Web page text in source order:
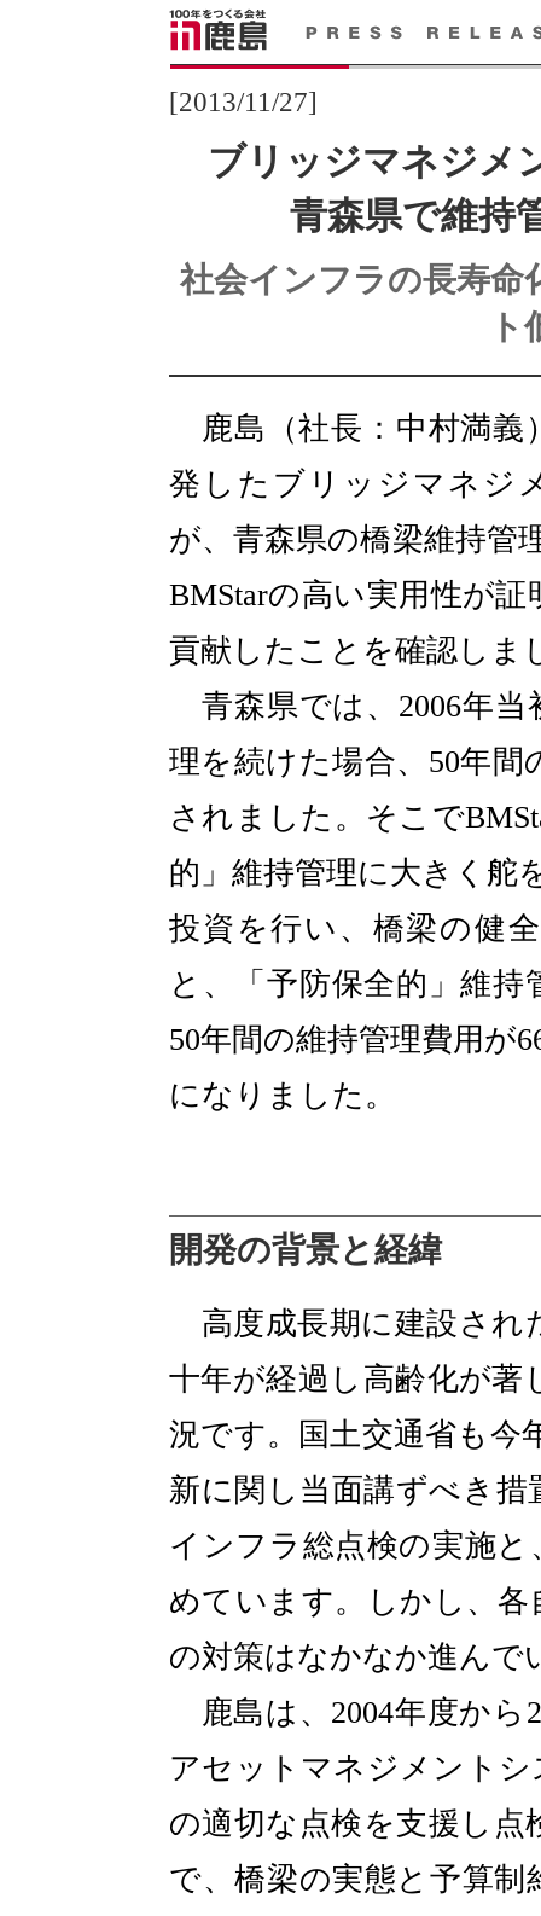
[2013/11/27]
ブリッジマネジメ
青森県で維持
社会インフラの長寿
鹿島（社長：中村満義
発したブリッジマネジ
が、青森県の橋梁維持管
BMStarの高い実用性が
貢献したことを確認しま
青森県では、2006年当
理を続けた場合、50年間
されました。そこで
的」維持管理に大きく舵
投資を行い、橋梁の健
と、「予防保全的」維
50年間の維持管理費用が
になりました。
開発の背景と経緯
高度成長期に建設され
十年が経過し高齢化が
況です。国土交通省も今
新に関し当面講ずべき
インフラ総点検の実施
めています。しかし、
の対策はなかなか進んで
鹿島は、2004年度から
アセットマネジメント
の適切な点検を支援し
で、橋梁の実態と予算